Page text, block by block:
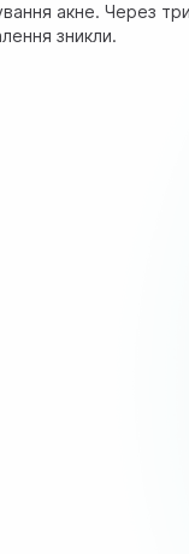
акне. Через
зникли.